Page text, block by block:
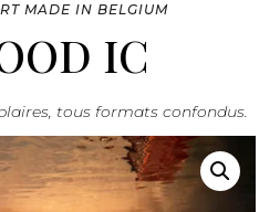
MADE IN BELGIUM
IC
tous formats confondus.